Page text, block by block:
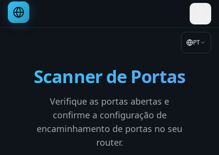
PT
Scanner de Portas
Verifique as portas abertas e
confirme a configuração de
encaminhamento de portas no seu
router.